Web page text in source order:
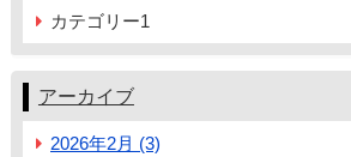
カテゴリー1
アーカイブ
2026年2月 (3)